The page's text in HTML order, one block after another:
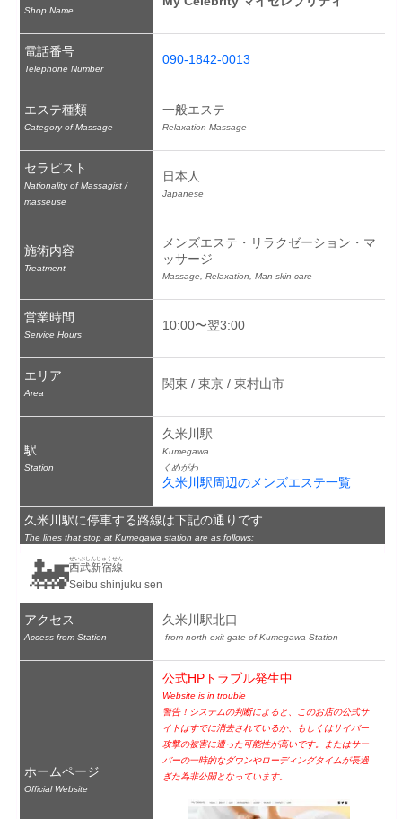
Shop Name
電話番号
Telephone Number
090-1842-0013
エステ種類
Category of Massage
一般エステ
Relaxation Massage
セラピスト
Nationality of Massagist /
masseuse
日本人
Japanese
施術内容
Treatment
メンズエステ・リラクゼーション・マ
ッサージ
Massage, Relaxation, Man skin care
営業時間
Service Hours
10:00〜翌3:00
エリア
Area
関東 / 東京 / 東村山市
駅
Station
久米川駅
Kumegawa
くめがわ
久米川駅周辺のメンズエステ一覧
久米川駅に停車する路線は下記の通りです
The lines that stop at Kumegawa station are as follows:
🚂西武新宿線
せいぶしんじゅくせん
Seibu shinjuku sen
アクセス
Access from Station
久米川駅北口
from north exit gate of Kumegawa Station
ホームページ
Official Website
公式HPトラブル発生中
Website is in trouble
警告！システムの判断によると、このお店の公式サ
イトはすでに消去されているか、もしくはサイバー
攻撃の被害に遭った可能性が高いです。またはサー
バーの一時的なダウンやローディングタイムが長過
ぎた為非公開となっています。